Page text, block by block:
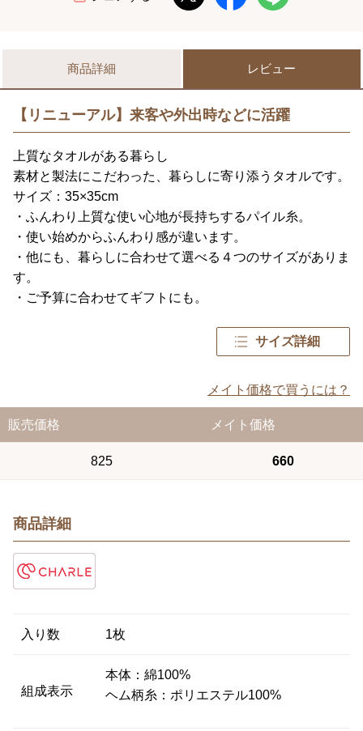
商品詳細 レビュー
【リニューアル】来客や外出時などに活躍
上質なタオルがある暮らし
素材と製法にこだわった、暮らしに寄り添うタオルです。
サイズ：35×35cm
・ふんわり上質な使い心地が長持ちするパイル糸。
・使い始めからふんわり感が違います。
・他にも、暮らしに合わせて選べる４つのサイズがありま
す。
・ご予算に合わせてギフトにも。
サイズ詳細
メイト価格で買うには？
販売価格 メイト価格
825 660
商品詳細
入り数 1枚
組成表示
本体：綿100%
ヘム柄糸：ポリエステル100%